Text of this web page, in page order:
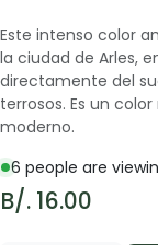
Este intenso color
la ciudad de Arles,
directamente del
terrosos. Es un
moderno.
6 people are
B/. 16.00